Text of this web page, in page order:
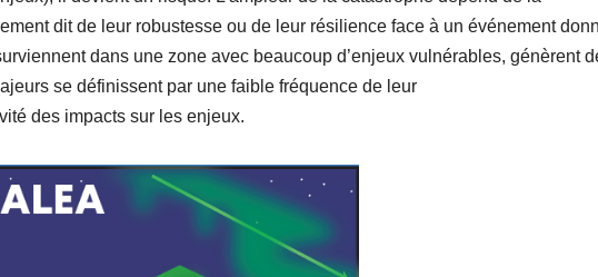
dit de leur robustesse ou de leur résilience face à un événement
dans une zone avec beaucoup d’enjeux vulnérables, génèrent
se définissent par une faible fréquence de leur
des impacts sur les enjeux.